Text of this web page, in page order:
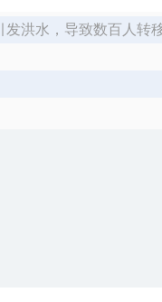
发洪水，导致数百人转